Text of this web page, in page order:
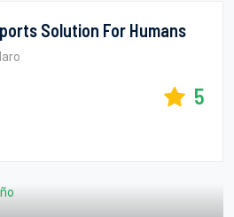
Solution For Humans
5